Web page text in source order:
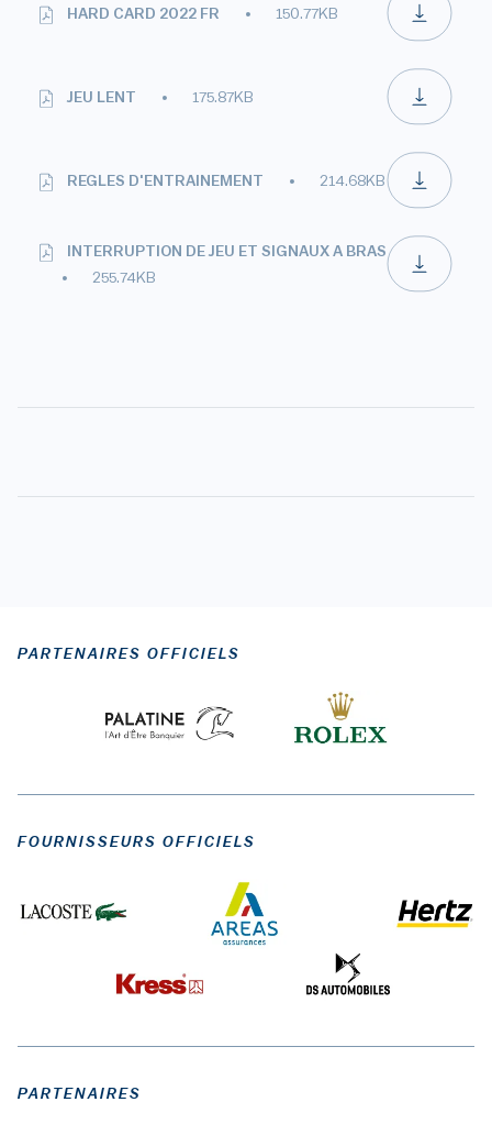
HARD CARD 2022 FR 150.77KB
JEU LENT 175.87KB
REGLES D'ENTRAINEMENT 214.68KB
INTERRUPTION DE JEU ET SIGNAUX A BRAS
255.74KB
PARTENAIRES OFFICIELS
FOURNISSEURS OFFICIELS
PARTENAIRES